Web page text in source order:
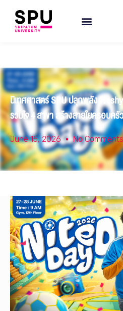
นิเทศศาสตร์ SPU ปลุกพลัง
รวมใจ 4 สาขา สร้างสายใยครอบครั
June 15, 2026 No Comments